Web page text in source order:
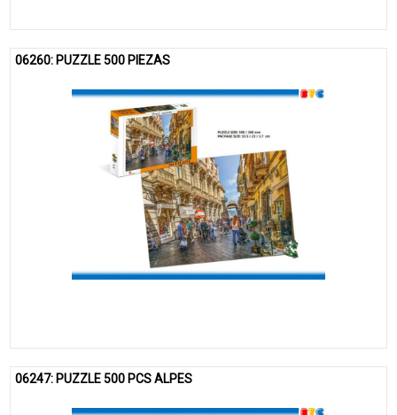
06260: PUZZLE 500 PIEZAS
06247: PUZZLE 500 PCS ALPES